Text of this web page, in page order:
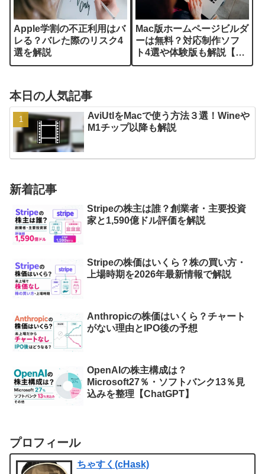
Apple学割の不正利用はバ
レる？バレた際のリスク4
選を解説
Mac版ホームページビルダ
ーは無料？対応制作ソフ
ト4選や体験版も解説【買
い切り】
本日の人気記事
AviUtlをMacで使う方法３選！Wineや
M1チップ以降も解説
新着記事
Stripeの株主は誰？創業者・主要投資
家と1,590億ドル評価を解説
Stripeの株価はいくら？株の買い方・
上場時期を2026年最新情報で解説
Anthropicの株価はいくら？チャート
がない理由とIPO後の予想
OpenAIの株主構成は？
Microsoft27％・ソフトバンク13％見
込みを整理【ChatGPT】
プロフィール
ちゃすく(cHask)